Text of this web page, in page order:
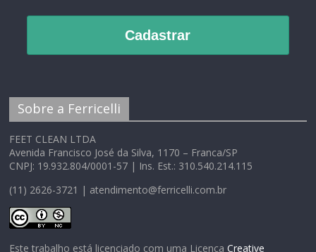
Cadastrar
Sobre a Ferricelli
FEET CLEAN LTDA
Avenida Francisco José da Silva, 1170 – Franca/SP
CNPJ: 19.932.804/0001-57 | Ins. Est.: 310.540.214.115
(11) 2626-3721 | atendimento@ferricelli.com.br
Este trabalho está licenciado com uma LicençaCreative